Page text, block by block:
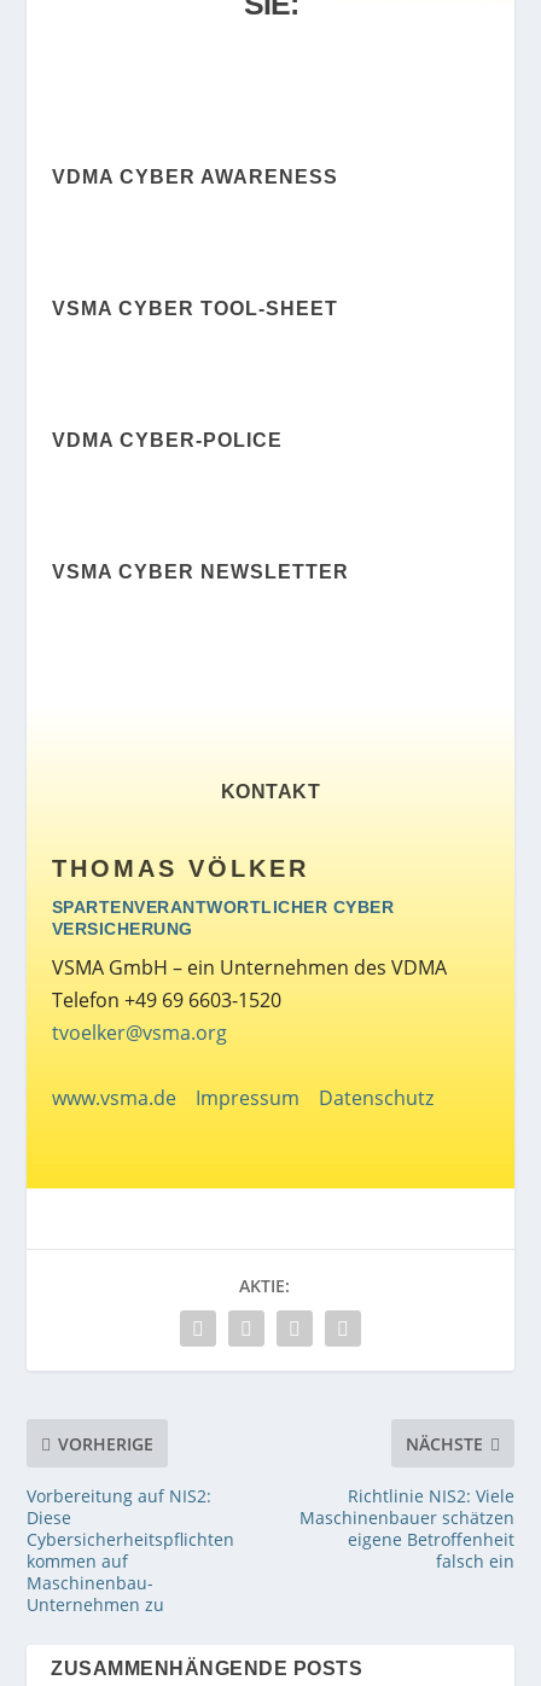
VDMA CYBER AWARENESS
VSMA CYBER TOOL-SHEET
VDMA CYBER-POLICE
VSMA CYBER NEWSLETTER
KONTAKT
THOMAS VÖLKER
SPARTENVERANTWORTLICHER CYBER
VERSICHERUNG
VSMA GmbH – ein Unternehmen des VDMA
Telefon +49 69 6603-1520
tvoelker@vsma.org
www.vsma.de Impressum Datenschutz
AKTIE:
VORHERIGE
Vorbereitung auf NIS2:
Diese
Cybersicherheitspflichten
kommen auf
Maschinenbau-
Unternehmen zu
NÄCHSTE
Richtlinie NIS2: Viele
Maschinenbauer schätzen
eigene Betroffenheit
falsch ein
ZUSAMMENHÄNGENDE POSTS